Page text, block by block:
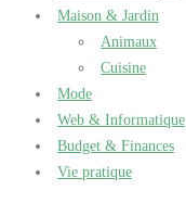
Maison & Jardin
Animaux
Cuisine
Mode
Web & Informatique
Budget & Finances
Vie pratique